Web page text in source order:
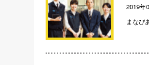
2019年
まなび